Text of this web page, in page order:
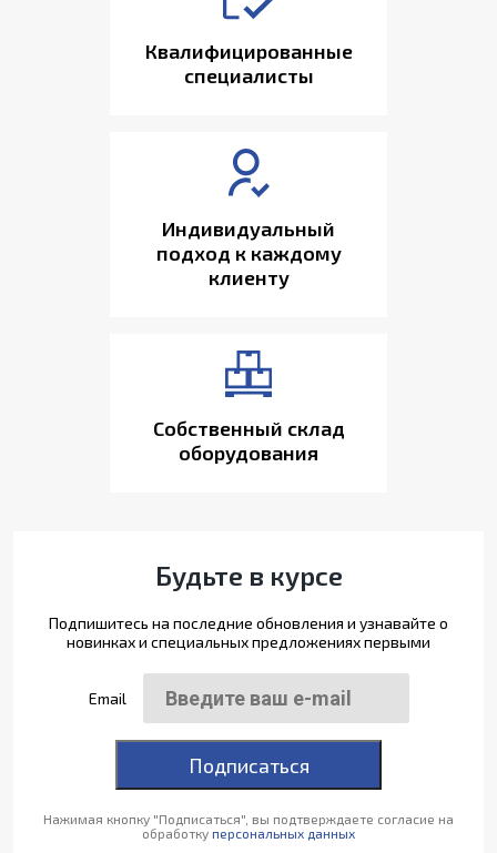
Квалифицированные
специалисты
Индивидуальный
подход к каждому
клиенту
Собственный склад
оборудования
Будьте в курсе
Подпишитесь на последние обновления и узнавайте о
новинках и специальных предложениях первыми
Email
Подписаться
Нажимая кнопку "Подписаться", вы подтверждаете согласие на
обработку персональных данных